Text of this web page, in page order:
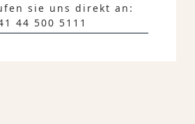
sie uns direkt an:
44 500 5111